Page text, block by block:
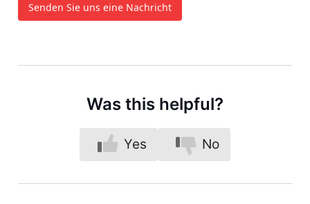
Senden Sie uns eine Nachricht
Was this helpful?
Yes No